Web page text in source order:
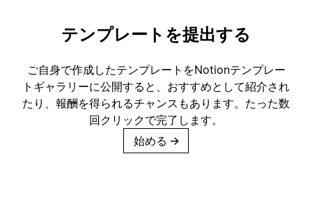
テンプレートを提出する
ご自身で作成したテンプレートをNotionテンプレー
トギャラリーに公開すると、おすすめとして紹介され
たり、報酬を得られるチャンスもあります。たった数
回クリックで完了します。
始める →